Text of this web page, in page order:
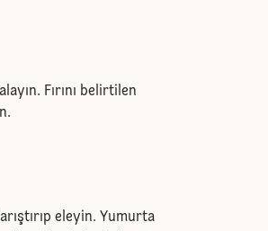
Fırını belirtilen
eleyin. Yumurta